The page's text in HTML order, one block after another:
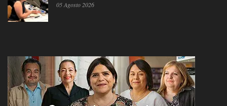
05 Agosto 2026